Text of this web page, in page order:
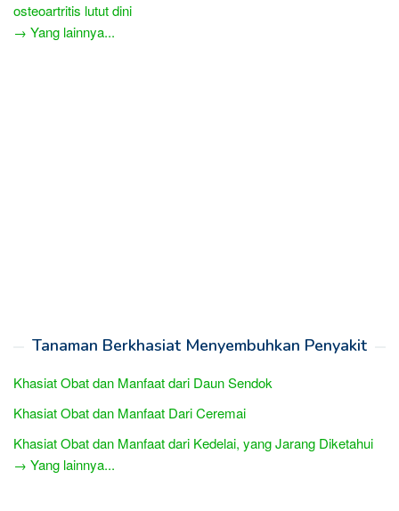
osteoartritis lutut dini
→ Yang lainnya...
Tanaman Berkhasiat Menyembuhkan Penyakit
Khasiat Obat dan Manfaat dari Daun Sendok
Khasiat Obat dan Manfaat Dari Ceremai
Khasiat Obat dan Manfaat dari Kedelai, yang Jarang Diketahui
→ Yang lainnya...